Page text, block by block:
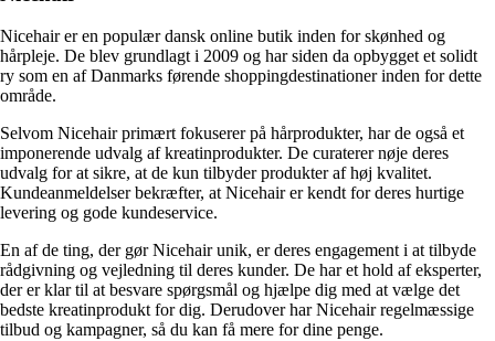
Nicehair er en populær dansk online butik inden for skønhed og
hårpleje. De blev grundlagt i 2009 og har siden da opbygget et solidt
ry som en af Danmarks førende shoppingdestinationer inden for dette
område.
Selvom Nicehair primært fokuserer på hårprodukter, har de også et
imponerende udvalg af kreatinprodukter. De curaterer nøje deres
udvalg for at sikre, at de kun tilbyder produkter af høj kvalitet.
Kundeanmeldelser bekræfter, at Nicehair er kendt for deres hurtige
levering og gode kundeservice.
En af de ting, der gør Nicehair unik, er deres engagement i at tilbyde
rådgivning og vejledning til deres kunder. De har et hold af eksperter,
der er klar til at besvare spørgsmål og hjælpe dig med at vælge det
bedste kreatinprodukt for dig. Derudover har Nicehair regelmæssige
tilbud og kampagner, så du kan få mere for dine penge.